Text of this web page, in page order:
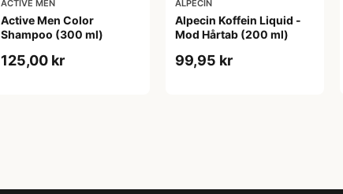
ACTIVE MEN
Active Men Color
Shampoo (300 ml)
125,00 kr
ALPECIN
Alpecin Koffein Liquid -
Mod Hårtab (200 ml)
99,95 kr